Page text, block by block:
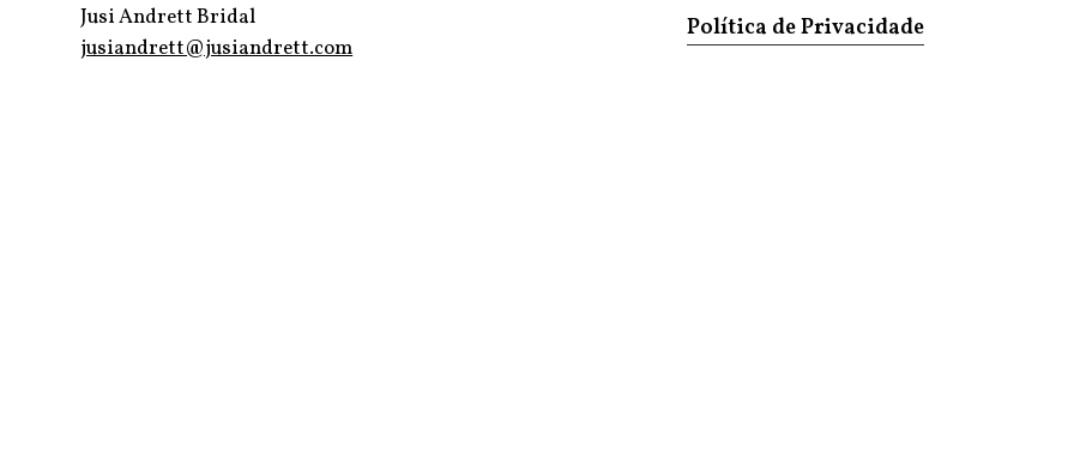
Jusi Andrett Bridal
jusiandrett@jusiandrett.com
Política de Privacidade